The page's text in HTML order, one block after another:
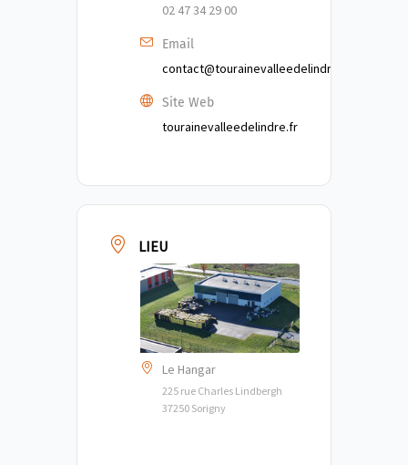
02 47 34 29 00
Email
contact@tourainevalleedelindre.fr
Site Web
tourainevalleedelindre.fr
LIEU
Le Hangar
225 rue Charles Lindbergh
37250 Sorigny